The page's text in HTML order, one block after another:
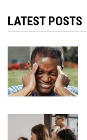
LATEST POSTS